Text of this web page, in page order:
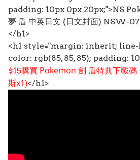
padding: 10px 0px 20px;">NS
夢 盾 中英日文 (日文封面) NSW-
</h1>
<h1 style="margin: inherit;
color: rgb(85, 85, 85); padding:
$15購買 Pokemon 劍 盾特典下載碼
斯x1)</h1>